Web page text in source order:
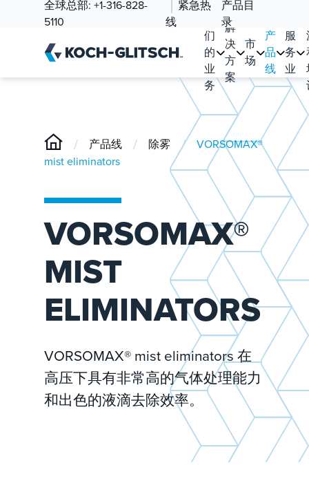
全球总部: +1-316-828-
5110
紧急热
线
产品目
录
们
的
业
务
解
决
方
案
市
场
产
品
线
服
务
业
/ 产品线 / 除雾 /
VORSOMAX®
mist eliminators
VORSOMAX®
MIST
ELIMINATORS
VORSOMAX® mist eliminators 在
高压下具有非常高的气体处理能力
和出色的液滴去除效率。